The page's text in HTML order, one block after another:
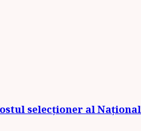
selecționer al